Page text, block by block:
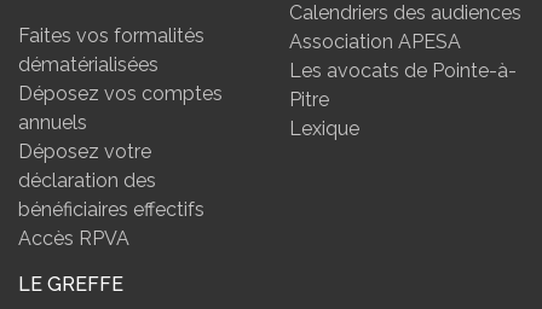
Faites vos formalités
dématérialisées
Déposez vos comptes
annuels
Déposez votre
déclaration des
bénéficiaires effectifs
Accès RPVA
Calendriers des audiences
Association APESA
Les avocats de Pointe-à-
Pitre
Lexique
LE GREFFE